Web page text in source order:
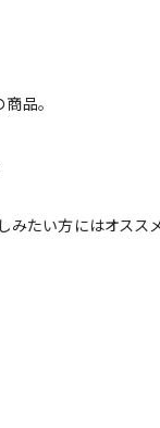
品。
たい方にはオスス